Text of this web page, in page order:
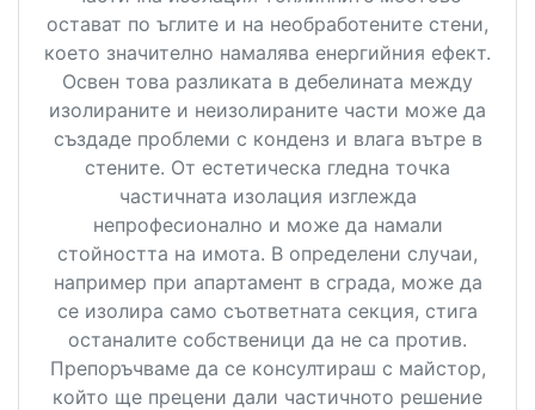
остават по ъглите и на необработените стени,
което значително намалява енергийния ефект.
Освен това разликата в дебелината между
изолираните и неизолираните части може да
създаде проблеми с конденз и влага вътре в
стените. От естетическа гледна точка
частичната изолация изглежда
непрофесионално и може да намали
стойността на имота. В определени случаи,
например при апартамент в сграда, може да
се изолира само съответната секция, стига
останалите собственици да не са против.
Препоръчваме да се консултираш с майстор,
който ще прецени дали частичното решение